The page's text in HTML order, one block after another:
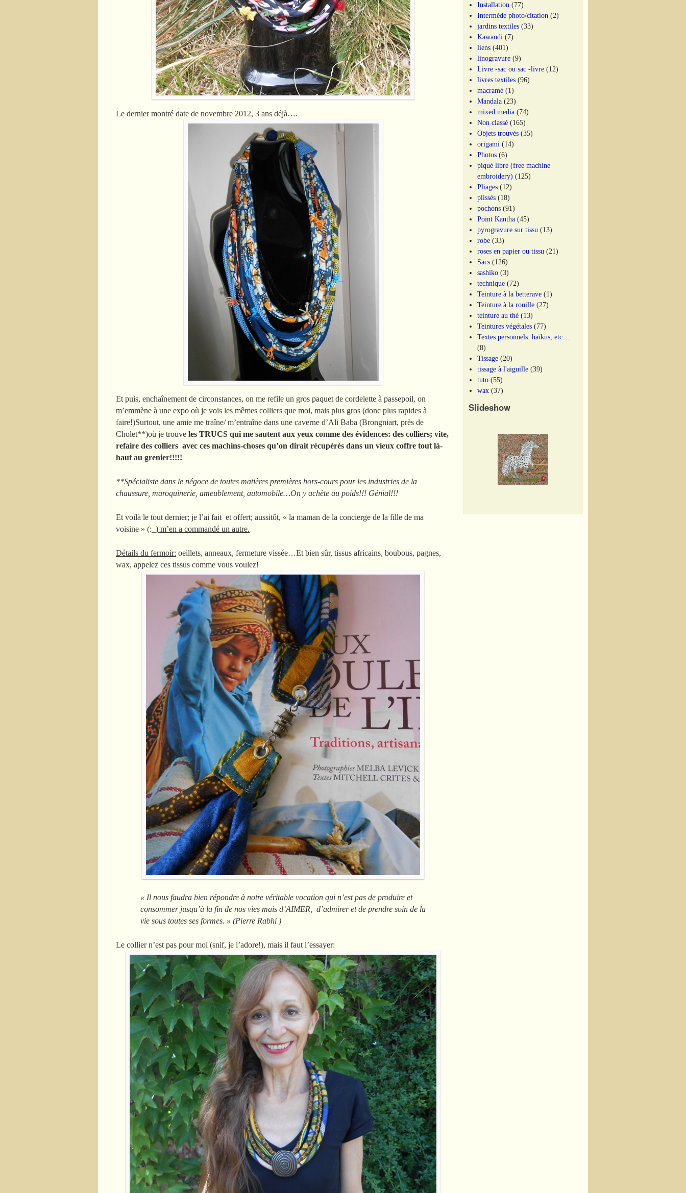
Le dernier montré date de novembre 2012, 3 ans déjà….
Et puis, enchaînement de circonstances, on me refile un gros paquet de cordelette à passepoil, on
m’emmène à une expo où je vois les mêmes colliers que moi, mais plus gros (donc plus rapides à
faire!)Surtout, une amie me traîne/ m’entraîne dans une caverne d’Ali Baba (Brongniart, près de
Cholet**)où je trouve les TRUCS qui me sautent aux yeux comme des évidences: des colliers; vite,
refaire des colliers avec ces machins-choses qu’on dirait récupérés dans un vieux coffre tout là-
haut au grenier!!!!!
**Spécialiste dans le négoce de toutes matières premières hors-cours pour les industries de la
chaussure, maroquinerie, ameublement, automobile…On y achète au poids!!! Génial!!!
Et voilà le tout dernier; je l’ai fait et offert; aussitôt, « la maman de la concierge de la fille de ma
voisine » (:_) m’en a commandé un autre.
Détails du fermoir: oeillets, anneaux, fermeture vissée…Et bien sûr, tissus africains, boubous, pagnes,
wax, appelez ces tissus comme vous voulez!
« Il nous faudra bien répondre à notre véritable vocation qui n’est pas de produire et
consommer jusqu’à la fin de nos vies mais d’AIMER, d’admirer et de prendre soin de la
vie sous toutes ses formes. » (Pierre Rabhi )
Le collier n’est pas pour moi (snif, je l’adore!), mais il faut l’essayer:
Installation (77)
Intermède photo/citation (2)
jardins textiles (33)
Kawandi (7)
liens (401)
linogravure (9)
Livre -sac ou sac -livre (12)
livres textiles (96)
macramé (1)
Mandala (23)
mixed media (74)
Non classé (165)
Objets trouvés (35)
origami (14)
Photos (6)
piqué libre (free machine
embroidery) (125)
Pliages (12)
plissés (18)
pochons (91)
Point Kantha (45)
pyrogravure sur tissu (13)
robe (33)
roses en papier ou tissu (21)
Sacs (126)
sashiko (3)
technique (72)
Teinture à la betterave (1)
Teinture à la rouille (27)
teinture au thé (13)
Teintures végétales (77)
Textes personnels: haïkus, etc…
(8)
Tissage (20)
tissage à l'aiguille (39)
tuto (55)
wax (37)
Slideshow